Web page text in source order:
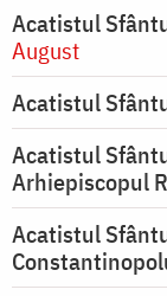
Acatistul
August
Acatistul
Acatistul
Arhiepiscopul
Acatistul